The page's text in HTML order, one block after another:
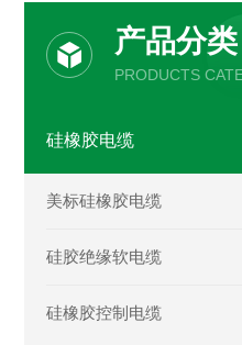
产品分类
PRODUCTS
硅橡胶电缆
美标硅橡胶电缆
硅胶绝缘软电缆
硅橡胶控制电缆